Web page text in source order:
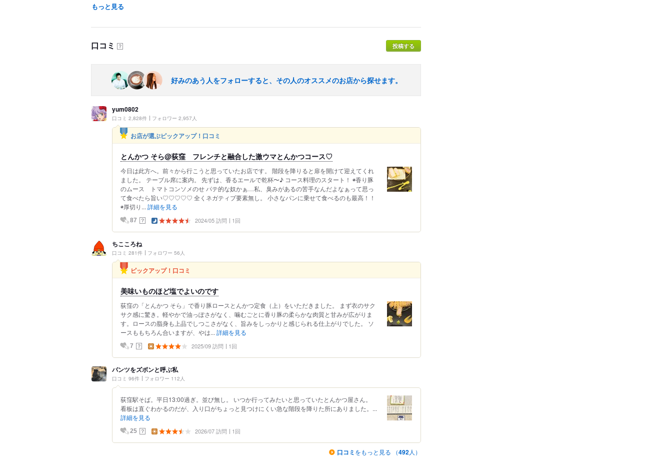
もっと見る
口コミ ？ 投稿する
好みのあう人をフォローすると、その人のオススメのお店から探せます。
yum0802
口コミ 2,828件 フォロワー 2,957人
お店が選ぶピックアップ！口コミ
とんかつ そら@荻窪 フレンチと融合した激ウマとんかつコース♡
今日は此方へ。前々から行こうと思っていたお店です。 階段を降りると扉を開けて迎えてくれ
ました。 テーブル席に案内。 先ずは、香るエールで乾杯〜♪ コース料理のスタート！ ◉香り豚
のムース トマトコンソメのせ パテ的な奴かぁ…私、臭みがあるの苦手なんだよなぁって思っ
て食べたら旨い♡♡♡♡♡ 全くネガティブ要素無し。 小さなパンに乗せて食べるのも最高！！
◉厚切り... 詳細を見る
87 ？ 2024/05 訪問 1回
ちこころね
口コミ 281件 フォロワー 56人
ピックアップ！口コミ
美味いものほど塩でよいのです
荻窪の「とんかつ そら」で香り豚ロースとんかつ定食（上）をいただきました。 まず衣のサク
サク感に驚き。軽やかで油っぽさがなく、噛むごとに香り豚の柔らかな肉質と甘みが広がりま
す。ロースの脂身も上品でしつこさがなく、旨みをしっかりと感じられる仕上がりでした。 ソ
ースももちろん合いますが、やは... 詳細を見る
7 ？ 2025/09 訪問 1回
パンツをズボンと呼ぶ私
口コミ 96件 フォロワー 112人
荻窪駅そば。平日13:00過ぎ。並び無し。 いつか行ってみたいと思っていたとんかつ屋さん。
看板は直ぐわかるのだが、入り口がちょっと見つけにくい急な階段を降りた所にありました。...
詳細を見る
25 ？ 2026/07 訪問 1回
口コミ をもっと見る （492人）